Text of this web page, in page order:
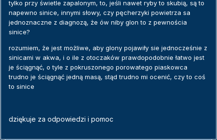
tylko przy świetle zapalonym, to, jeśli nawet ryby to skubią, są to
napewno sinice, innymi słowy, czy pęcherzyki powietrza sa
jednoznaczne z diagnozą, że ów niby glon to z pewnościa
sinice?
rozumiem, że jest możliwe, aby glony pojawiły sie jednocześnie z
sinicami w akwa, i o ile z otoczaków prawdopodobnie łatwo jest
je ściągnąć, o tyle z pokruszonego porowatego piaskowca
trudno je ściągnąć jedną masą, stąd trudno mi ocenić, czy to coś
to sinice
dziękuje za odpowiedzi i pomoc